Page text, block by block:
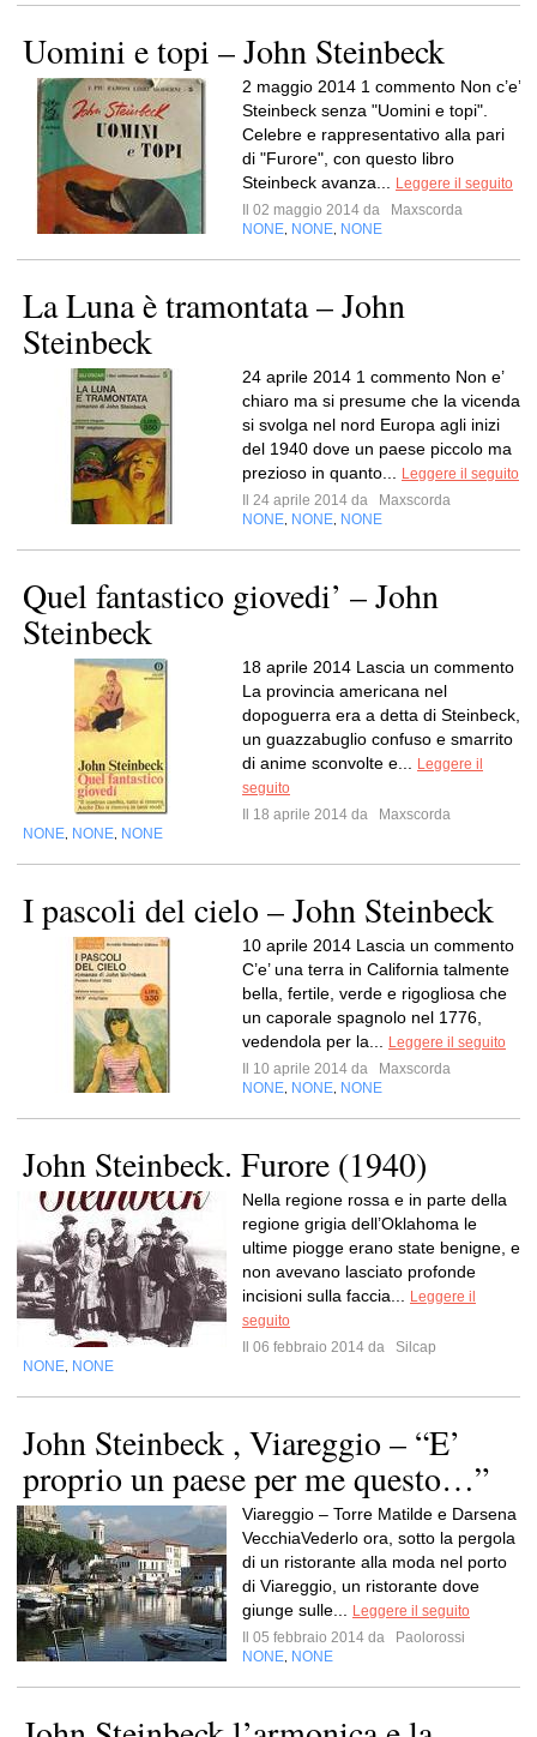
Uomini e topi – John Steinbeck
2 maggio 2014 1 commento Non c’e’
Steinbeck senza "Uomini e topi".
Celebre e rappresentativo alla pari
di "Furore", con questo libro
Steinbeck avanza...
Leggere il seguito
Il 02 maggio 2014 da
Maxscorda
NONE NONE NONE
La Luna è tramontata – John
Steinbeck
24 aprile 2014 1 commento Non e’
chiaro ma si presume che la vicenda
si svolga nel nord Europa agli inizi
del 1940 dove un paese piccolo ma
prezioso in quanto...
Leggere il seguito
Il 24 aprile 2014 da
Maxscorda
NONE NONE NONE
Quel fantastico giovedi’ – John
Steinbeck
18 aprile 2014 Lascia un commento
La provincia americana nel
dopoguerra era a detta di Steinbeck,
un guazzabuglio confuso e smarrito
di anime sconvolte e...
Leggere il
seguito
Il 18 aprile 2014 da
Maxscorda
NONE NONE NONE
I pascoli del cielo – John Steinbeck
10 aprile 2014 Lascia un commento
C’e’ una terra in California talmente
bella, fertile, verde e rigogliosa che
un caporale spagnolo nel 1776,
vedendola per la...
Leggere il seguito
Il 10 aprile 2014 da
Maxscorda
NONE NONE NONE
John Steinbeck. Furore (1940)
Nella regione rossa e in parte della
regione grigia dell’Oklahoma le
ultime piogge erano state benigne, e
non avevano lasciato profonde
incisioni sulla faccia...
Leggere il
seguito
Il 06 febbraio 2014 da
Silcap
NONE NONE
John Steinbeck , Viareggio – “E’
proprio un paese per me questo…”
Viareggio – Torre Matilde e Darsena
VecchiaVederlo ora, sotto la pergola
di un ristorante alla moda nel porto
di Viareggio, un ristorante dove
giunge sulle...
Leggere il seguito
Il 05 febbraio 2014 da
Paolorossi
NONE NONE